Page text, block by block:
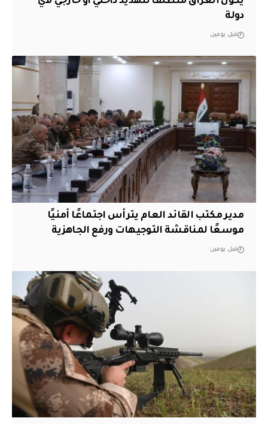
دولة
قبل يومين
مدير مكتب القائد العام يترأس اجتماعًا أمنيًا
موسعًا لمناقشة التوجيهات ورفع الجاهزية
قبل يومين